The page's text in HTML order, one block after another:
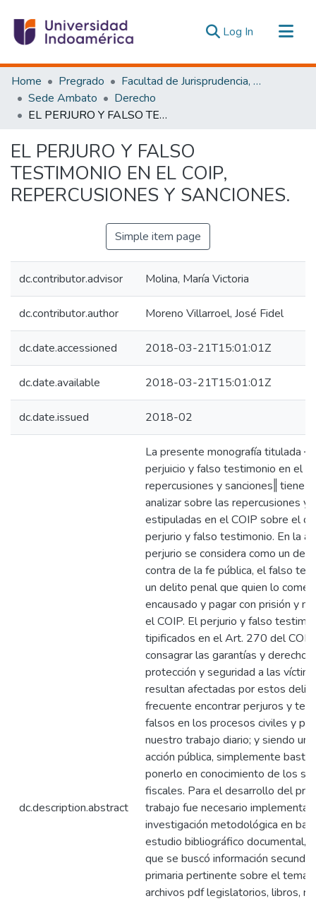
Log In (current)
Communities & Collections
All of DSpace
Statistics
Home Pregrado
Facultad de Jurisprudencia, Ciencias Políticas y Económicas
Sede Ambato
Derecho
EL PERJURO Y FALSO TESTIMONIO EN EL COIP, REPERCUSIONES Y SANCIONES.
EL PERJURO Y FALSO
TESTIMONIO EN EL COIP,
REPERCUSIONES Y SANCIONES.
Simple item page
dc.contributor.advisor Molina, María Victoria
dc.contributor.author Moreno Villarroel, José Fidel
dc.date.accessioned 2018-03-21T15:01:01Z
dc.date.available 2018-03-21T15:01:01Z
dc.date.issued 2018-02
dc.description.abstract
La presente monografía titulada
perjuicio y falso testimonio en el
repercusiones y sanciones‖ tiene
analizar sobre las repercusiones y
estipuladas en el COIP sobre el
perjurio y falso testimonio. En la
perjurio se considera como un
contra de la fe pública, el falso
un delito penal que quien lo
encausado y pagar con prisión y
el COIP. El perjurio y falso
tipificados en el Art. 270 del
consagrar las garantías y
protección y seguridad a las
resultan afectadas por estos
frecuente encontrar perjuros y
falsos en los procesos civiles y
nuestro trabajo diario; y siendo un
acción pública, simplemente basta
ponerlo en conocimiento de los
fiscales. Para el desarrollo del
trabajo fue necesario implementar
investigación metodológica en
estudio bibliográfico documental,
que se buscó información
primaria pertinente sobre el tema,
archivos pdf legislatorios, libros,